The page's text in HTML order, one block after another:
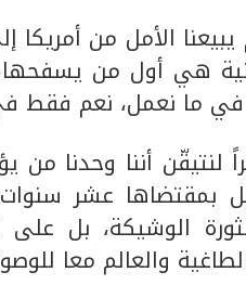
يبيعنا الأمل من
هي أول من
ما نعمل، نعم فقط في
لنتيقّن أننا وحدنا
بمقتضاها عشر
الوشيكة، بل على
والعالم معا